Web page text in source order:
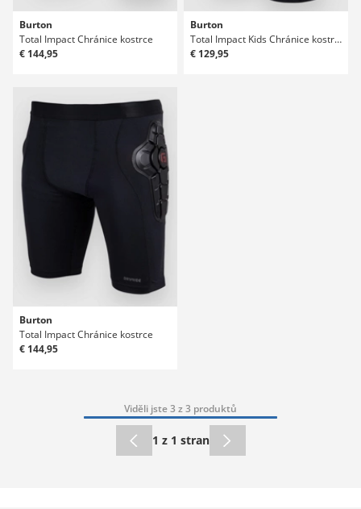
Burton
Total Impact Chránice kostrce
€ 144,95
Burton
Total Impact Kids Chránice kostrce
€ 129,95
Burton
Total Impact Chránice kostrce
€ 144,95
Viděli jste 3 z 3 produktů
1 z 1 stran